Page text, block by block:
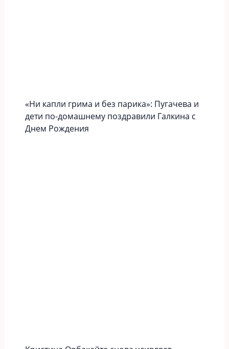
«Ни капли грима и без парика»: Пугачева и
дети по-домашнему поздравили Галкина с
Днем Рождения